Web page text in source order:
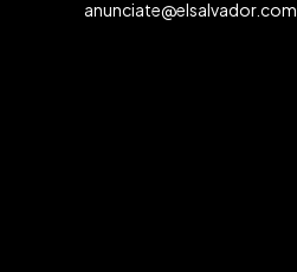
anunciate@elsalvador.com